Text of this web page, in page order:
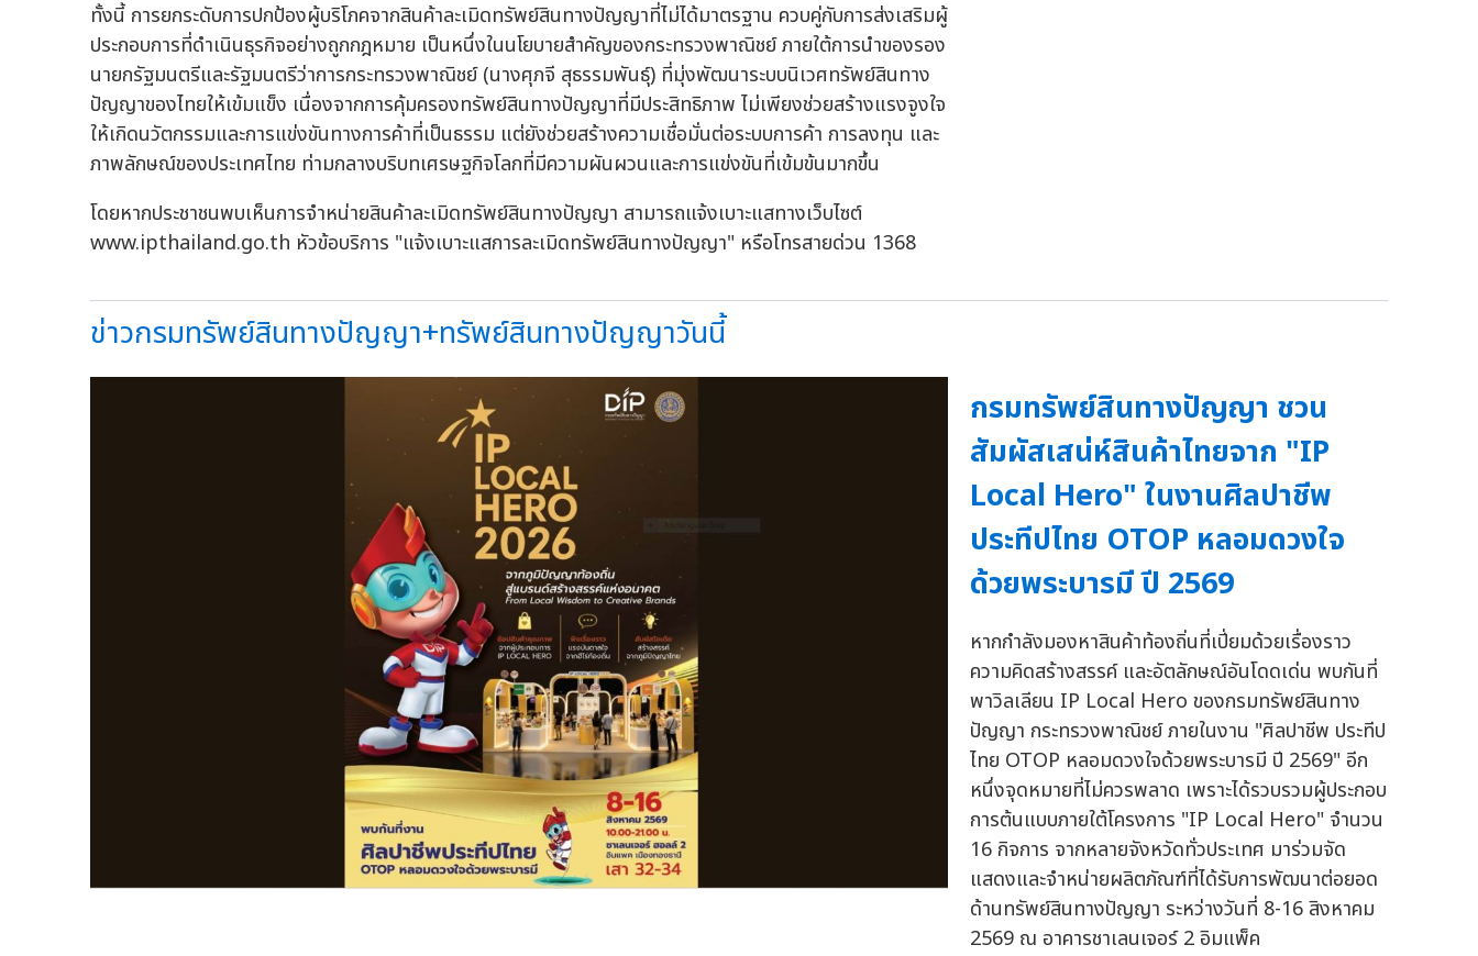
ทั้งนี้ การยกระดับการปกป้องผู้บริโภคจากสินค้าละเมิดทรัพย์สินทางปัญญาที่ไม่ได้มาตรฐาน ควบคู่กับการส่งเสริมผู้
ประกอบการที่ดำเนินธุรกิจอย่างถูกกฎหมาย เป็นหนึ่งในนโยบายสำคัญของกระทรวงพาณิชย์ ภายใต้การนำของรอง
นายกรัฐมนตรีและรัฐมนตรีว่าการกระทรวงพาณิชย์ (นางศุภจี สุธรรมพันธุ์) ที่มุ่งพัฒนาระบบนิเวศทรัพย์สินทาง
ปัญญาของไทยให้เข้มแข็ง เนื่องจากการคุ้มครองทรัพย์สินทางปัญญาที่มีประสิทธิภาพ ไม่เพียงช่วยสร้างแรงจูงใจ
ให้เกิดนวัตกรรมและการแข่งขันทางการค้าที่เป็นธรรม แต่ยังช่วยสร้างความเชื่อมั่นต่อระบบการค้า การลงทุน และ
ภาพลักษณ์ของประเทศไทย ท่ามกลางบริบทเศรษฐกิจโลกที่มีความผันผวนและการแข่งขันที่เข้มข้นมากขึ้น
โดยหากประชาชนพบเห็นการจำหน่ายสินค้าละเมิดทรัพย์สินทางปัญญา สามารถแจ้งเบาะแสทางเว็บไซต์
www.ipthailand.go.th หัวข้อบริการ "แจ้งเบาะแสการละเมิดทรัพย์สินทางปัญญา" หรือโทรสายด่วน 1368
ข่าวกรมทรัพย์สินทางปัญญา+ทรัพย์สินทางปัญญาวันนี้
กรมทรัพย์สินทางปัญญา ชวน
สัมผัสเสน่ห์สินค้าไทยจาก "IP
Local Hero" ในงานศิลปาชีพ
ประทีปไทย OTOP หลอมดวงใจ
ด้วยพระบารมี ปี 2569
หากกำลังมองหาสินค้าท้องถิ่นที่เปี่ยมด้วยเรื่องราว
ความคิดสร้างสรรค์ และอัตลักษณ์อันโดดเด่น พบกันที่
พาวิลเลียน IP Local Hero ของกรมทรัพย์สินทาง
ปัญญา กระทรวงพาณิชย์ ภายในงาน "ศิลปาชีพ ประทีป
ไทย OTOP หลอมดวงใจด้วยพระบารมี ปี 2569" อีก
หนึ่งจุดหมายที่ไม่ควรพลาด เพราะได้รวบรวมผู้ประกอบ
การต้นแบบภายใต้โครงการ "IP Local Hero" จำนวน
16 กิจการ จากหลายจังหวัดทั่วประเทศ มาร่วมจัด
แสดงและจำหน่ายผลิตภัณฑ์ที่ได้รับการพัฒนาต่อยอด
ด้านทรัพย์สินทางปัญญา ระหว่างวันที่ 8-16 สิงหาคม
2569 ณ อาคารชาเลนเจอร์ 2 อิมแพ็ค